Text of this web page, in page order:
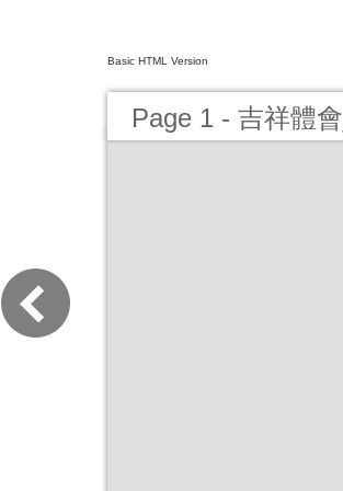
Basic HTML Version
Page 1 - 吉祥體